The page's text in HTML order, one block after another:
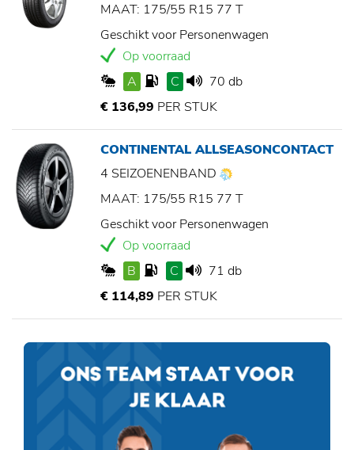
MAAT: 175/55 R15 77 T
Geschikt voor Personenwagen
Op voorraad
A
C
70 db
€ 136,99 PER STUK
CONTINENTAL ALLSEASONCONTACT
4 SEIZOENENBAND
MAAT: 175/55 R15 77 T
Geschikt voor Personenwagen
Op voorraad
B
C
71 db
€ 114,89 PER STUK